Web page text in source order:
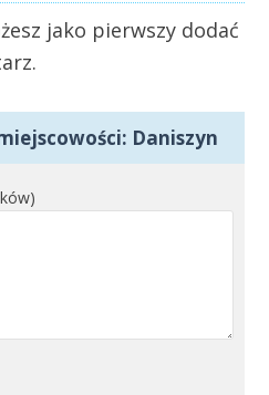
jako pierwszy dodać
Daniszyn